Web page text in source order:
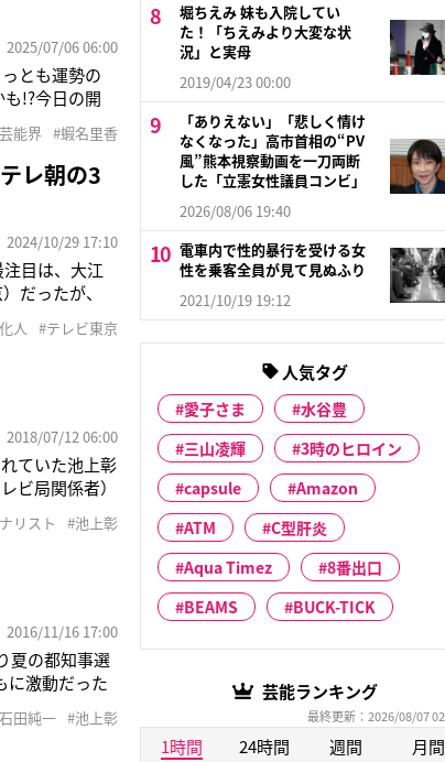
2025/07/06 06:00
とも運勢の
!?今日の開
が軽くなりそ
能界 #蝦名里香
レ朝の3
2024/10/29 17:10
目は、大江
だったが、
ないことは初
人 #テレビ東京
2018/07/12 06:00
ていた池上彰
ビ局関係者）
大な人気を
リスト #池上彰
2016/11/16 17:00
夏の都知事選
に激動だった
た石田。今年
田純一 #池上彰
堀ちえみ 妹も入院してい
た！「ちえみより大変な状
況」と実母
2019/04/23 00:00
「ありえない」「悲しく情け
なくなった」高市首相の“PV
風”熊本視察動画を一刀両断
した「立憲女性議員コンビ」
2026/08/06 19:40
電車内で性的暴行を受ける女
性を乗客全員が見て見ぬふり
2021/10/19 19:12
人気タグ
愛子さま
水谷豊
三山凌輝
3時のヒロイン
capsule
Amazon
ATM
C型肝炎
Aqua Timez
8番出口
BEAMS
BUCK-TICK
芸能ランキング
最終更新：2026/08/07
1時間 24時間 週間 月間